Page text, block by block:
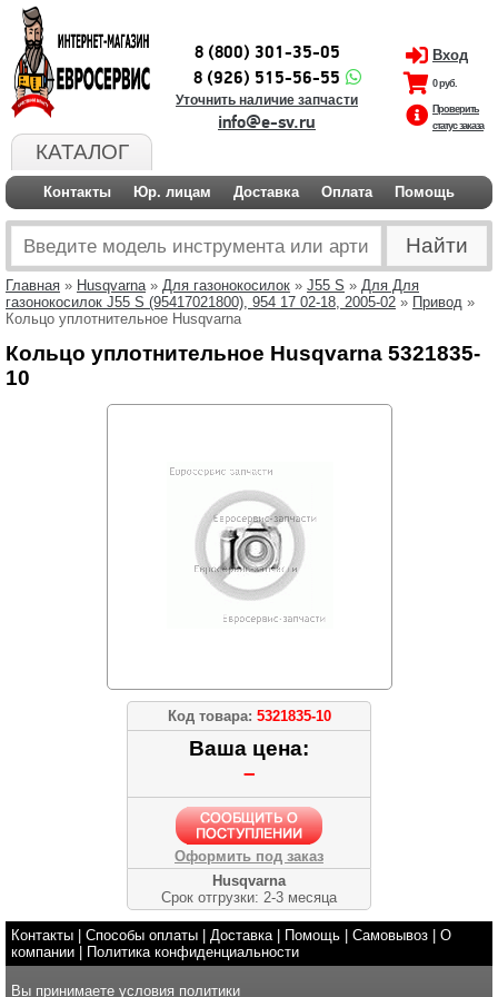
КАТАЛОГ
8 (800) 301-35-05
8 (926) 515-56-55
Уточнить наличие запчасти
info@e-sv.ru
Вход
0 руб.
Проверить
статус заказа
Контакты Юр. лицам Доставка Оплата Помощь
Главная » Husqvarna» Для газонокосилок » J55 S » Для Для
газонокосилок J55 S (95417021800), 954 17 02-18, 2005-02 » Привод »
Кольцо уплотнительное Husqvarna
Кольцо уплотнительное Husqvarna 5321835-
10
Код товара: 5321835-10
Ваша цена:
–
Оформить под заказ
Husqvarna
Срок отгрузки: 2-3 месяца
Контакты Способы оплаты Доставка| Помощь Самовывоз
О
компании
Политика конфиденциальности
Вы принимаете условия политики